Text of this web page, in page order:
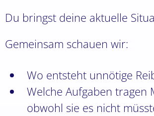
Du bringst deine aktuelle
Gemeinsam schauen wir:
Wo entsteht unnötige
Welche Aufgaben tragen
obwohl sie es nicht